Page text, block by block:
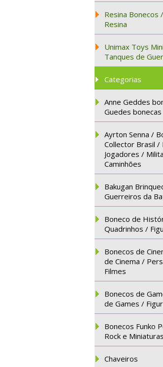
Resina Bonecos
Resina
Unimax Toys
Tanques de
Categorias
Anne Geddes
Guedes bonecas
Ayrton Senna /
Collector Brasil /
Jogadores /
Caminhões
Bakugan
Guerreiros da
Boneco de
Quadrinhos /
Bonecos de
de Cinema /
Filmes
Bonecos de
de Games /
Bonecos Funko
Rock e
Chaveiros